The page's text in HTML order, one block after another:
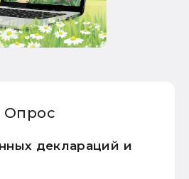
Опрос
деклараций и